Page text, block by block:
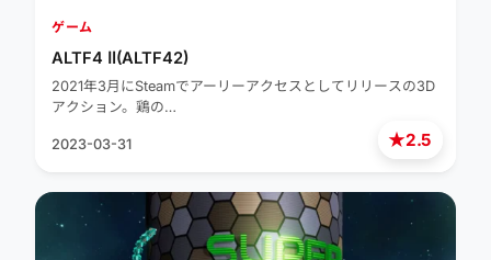
★2.5
ゲーム
ALTF4 Ⅱ(ALTF42)
2021年3月にSteamでアーリーアクセスとしてリリースの3D
アクション。鶏の…
2023-03-31